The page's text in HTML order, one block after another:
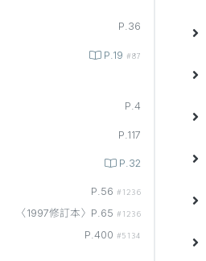
P.36
P.19 #87
P.4
P.117
P.32
P.56 #1236
〈1997修訂本〉P.65 #1236
P.400 #5134